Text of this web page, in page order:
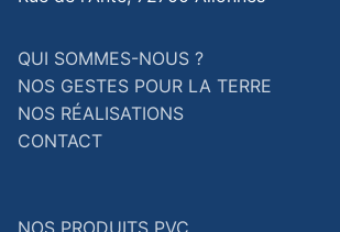
QUI SOMMES-NOUS ?
NOS GESTES POUR LA TERRE
NOS RÉALISATIONS
CONTACT